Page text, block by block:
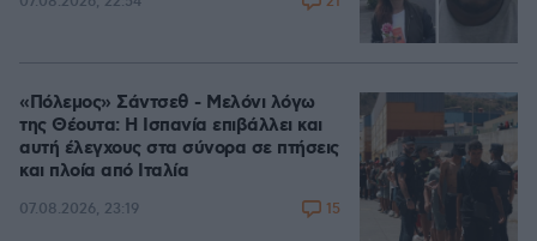
«Πόλεμος» Σάντσεθ - Μελόνι λόγω
της Θέουτα: Η Ισπανία επιβάλλει και
αυτή έλεγχους στα σύνορα σε πτήσεις
και πλοία από Ιταλία
07.08.2026, 23:19 15